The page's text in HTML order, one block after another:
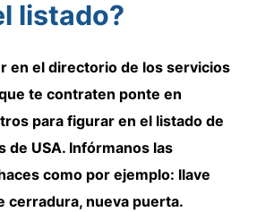
listado?
en el directorio de los servicios
te contraten ponte en
para figurar en el listado de
de USA. Infórmanos las
como por ejemplo: llave
cerradura, nueva puerta.